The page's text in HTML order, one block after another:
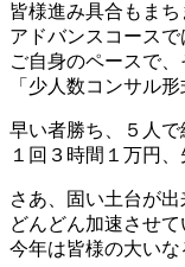
皆様進み具合もまち
アドバンスコースで
ご自身のペースで、
「少人数コンサル
早い者勝ち、５人で
１回３時間１万円
さあ、固い土台が出
どんどん加速させて
今年は皆様の大いな